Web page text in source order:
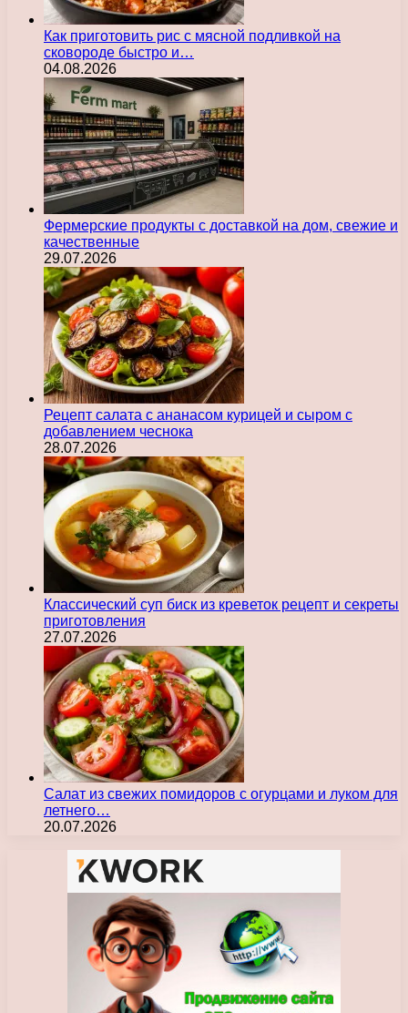
Как приготовить рис с мясной подливкой на
сковороде быстро и…
04.08.2026
Фермерские продукты с доставкой на дом, свежие и
качественные
29.07.2026
Рецепт салата с ананасом курицей и сыром с
добавлением чеснока
28.07.2026
Классический суп биск из креветок рецепт и секреты
приготовления
27.07.2026
Салат из свежих помидоров с огурцами и луком для
летнего…
20.07.2026